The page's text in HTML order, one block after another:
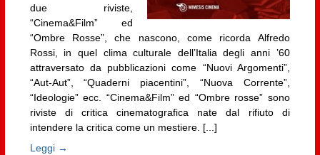
due riviste,
“Cinema&Film” ed
“Ombre Rosse”, che nascono, come ricorda Alfredo
Rossi, in quel clima culturale dell’Italia degli anni ’60
attraversato da pubblicazioni come “Nuovi Argomenti”,
“Aut-Aut”, “Quaderni piacentini”, “Nuova Corrente”,
“Ideologie” ecc. “Cinema&Film” ed “Ombre rosse” sono
riviste di critica cinematografica nate dal rifiuto di
intendere la critica come un mestiere. [...]
Leggi →